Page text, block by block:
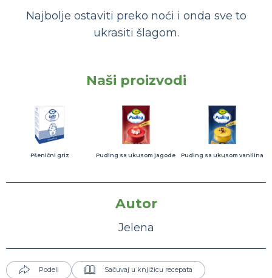
Najbolje ostaviti preko noći i onda sve to
ukrasiti šlagom.
Naši proizvodi
Pšenični griz Puding sa ukusom jagode Puding sa ukusom vanilina
Autor
Jelena
Podeli Sačuvaj u knjižicu recepata